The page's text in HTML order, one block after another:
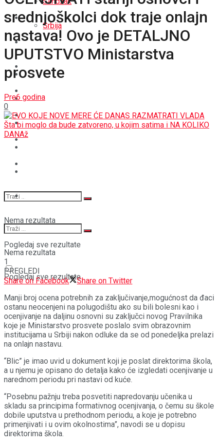
REGIJA
SVIJET
BOŠNJACI
STAV
MAGAZIN
Nema rezultata
Pogledaj sve rezultate
Srbija
REGIJA
SVIJET
BOŠNJACI
CRNA HRONIKA
SPORT
Nema rezultata
Pogledaj sve rezultate
srednjoškolci dok traje onlajn
nastava! Ovo je DETALJNO
UPUTSTVO Ministarstva
prosvete
Pre6 godina
0
1
PREGLEDI
Share on Facebook
Share on Twitter
Manji broj ocena potrebnih za zaključivanje,mogućnost da đaci
ostanu neocenjeni na polugodištu ako su bili bolesni kao i
ocenjivanje na daljinu osnovni su zaključci novog Pravilnika
koje je Ministarstvo prosvete poslalo svim obrazovnim
institucijama u Srbiji nakon odluke da se od ponedeljka prelazi
na onlajn nastavu.
“Blic” je imao uvid u dokument koji je poslat direktorima škola,
a u njemu je opisano do detalja kako će izgledati ocenjivanje u
narednom periodu pri nastavi od kuće.
“Posebnu pažnju treba posvetiti napredovanju učenika u
skladu sa principima formativnog ocenjivanja, o čemu su škole
dobile uputstva u prethodnom periodu, a koje je potrebno
primenjivati i u ovim okolnostima”, navodi se u dopisu
direktorima škola.